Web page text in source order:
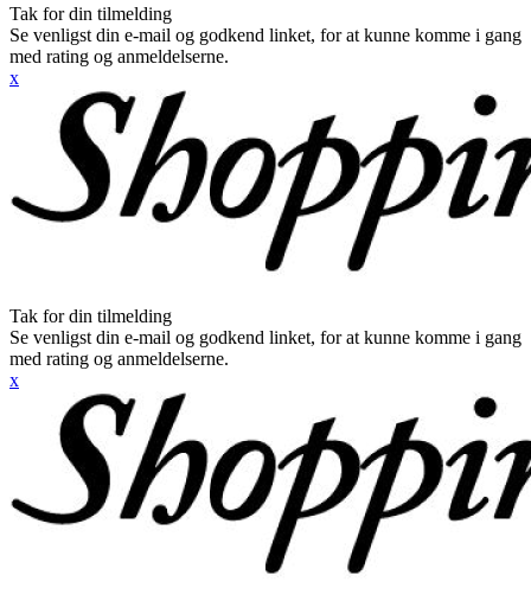
Tak for din tilmelding
Se venligst din e-mail og godkend linket, for at kunne komme i gang
med rating og anmeldelserne.
x
Tak for din tilmelding
Se venligst din e-mail og godkend linket, for at kunne komme i gang
med rating og anmeldelserne.
x